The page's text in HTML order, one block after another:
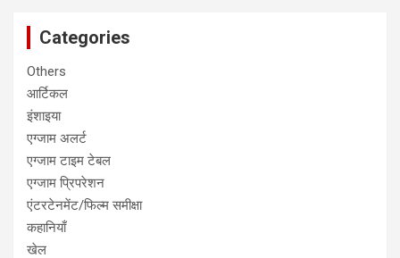
Categories
Others
आर्टिकल
इंशाइया
एग्जाम अलर्ट
एग्जाम टाइम टेबल
एग्जाम प्रिपरेशन
एंटरटेनमेंट/फिल्म समीक्षा
कहानियाँ
खेल